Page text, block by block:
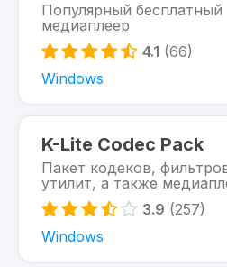
Популярный бесплатный
медиаплеер
4.1 (66)
Windows
K-Lite Codec Pack
Пакет кодеков,
утилит, а также
3.9 (257)
Windows